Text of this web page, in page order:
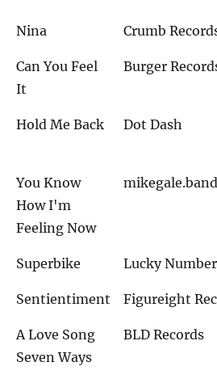
Nina Crumb
Can You Feel
It
Burger
Hold Me Back Dot Dash
You Know
How I'm
Feeling Now
Superbike Lucky Number
Sentientiment Figureight
A Love Song
Seven Ways
BLD Records